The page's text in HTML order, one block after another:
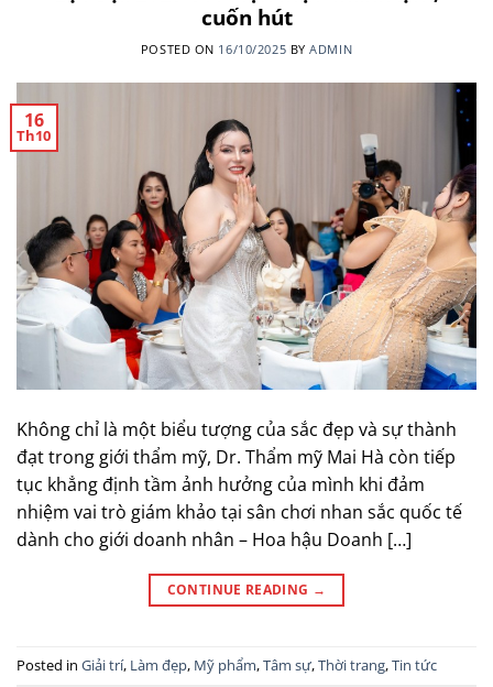
cuốn hút
POSTED ON 16/10/2025 BYADMIN
16
Th10
Không chỉ là một biểu tượng của sắc đẹp và sự thành
đạt trong giới thẩm mỹ, Dr. Thẩm mỹ Mai Hà còn tiếp
tục khẳng định tầm ảnh hưởng của mình khi đảm
nhiệm vai trò giám khảo tại sân chơi nhan sắc quốc tế
dành cho giới doanh nhân – Hoa hậu Doanh […]
CONTINUE READING →
Posted in Giải trí, Làm đẹp, Mỹ phẩm,Tâm sự,Thời trang,Tin tức